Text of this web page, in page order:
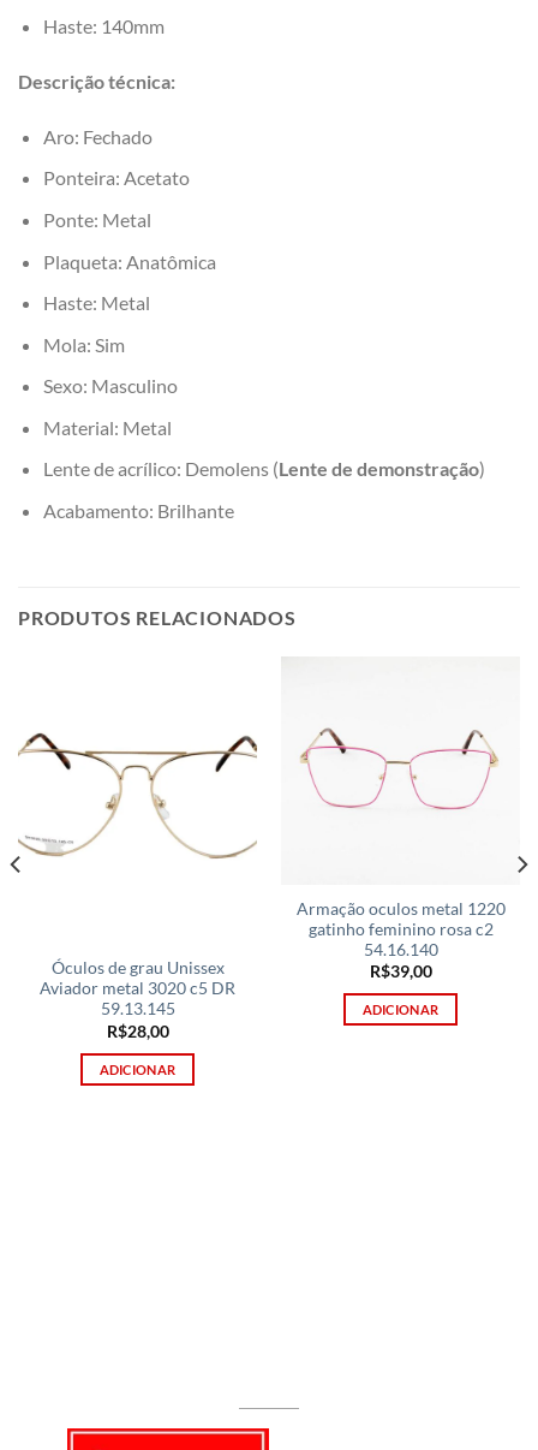
Haste: 140mm
Descrição técnica:
Aro: Fechado
Ponteira: Acetato
Ponte: Metal
Plaqueta: Anatômica
Haste: Metal
Mola: Sim
Sexo: Masculino
Material: Metal
Lente de acrílico: Demolens (Lente de demonstração)
Acabamento: Brilhante
PRODUTOS RELACIONADOS
Óculos de grau Unissex
Aviador metal 3020 c5 DR
59.13.145
R$28,00
ADICIONAR
Armação oculos metal 1220
gatinho feminino rosa c2
54.16.140
R$39,00
ADICIONAR